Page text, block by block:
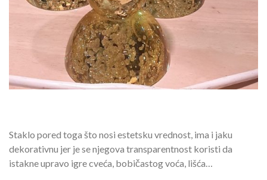
Staklo pored toga što nosi estetsku vrednost, ima i jaku
dekorativnu jer je se njegova transparentnost koristi da
istakne upravo igre cveća, bobičastog voća, lišća…